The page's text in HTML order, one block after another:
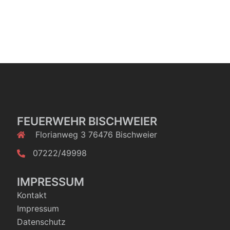
FEUERWEHR BISCHWEIER
Florianweg 3 76476 Bischweier
07222/49998
IMPRESSUM
Kontakt
Impressum
Datenschutz